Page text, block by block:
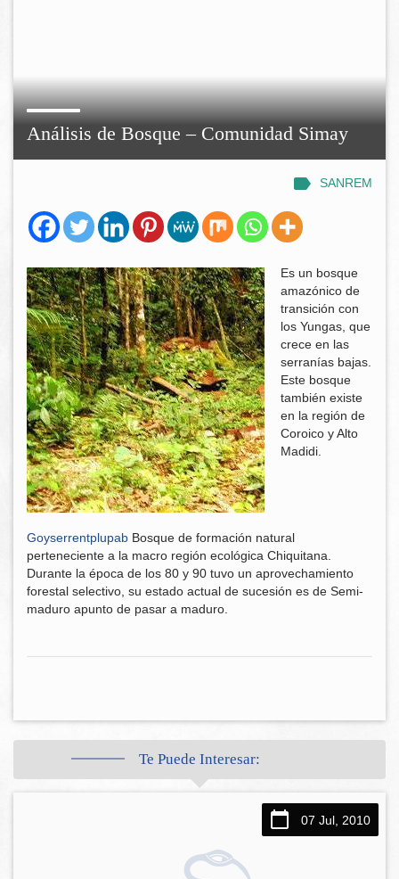
Análisis de Bosque – Comunidad Simay
SANREM
Es un bosque
amazónico de
transición con
los Yungas, que
crece en las
serranías bajas.
Este bosque
también existe
en la región de
Coroico y Alto
Madidi.
Goyserrentplupab Bosque de formación natural
perteneciente a la macro región ecológica Chiquitana.
Durante la época de los 80 y 90 tuvo un aprovechamiento
forestal selectivo, su estado actual de sucesión es de Semi-
maduro apunto de pasar a maduro.
Te Puede Interesar:
07 Jul, 2010